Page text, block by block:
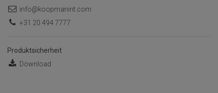
info@koopmanint.com
+31 20 494 7777
Produktsicherheit
Download